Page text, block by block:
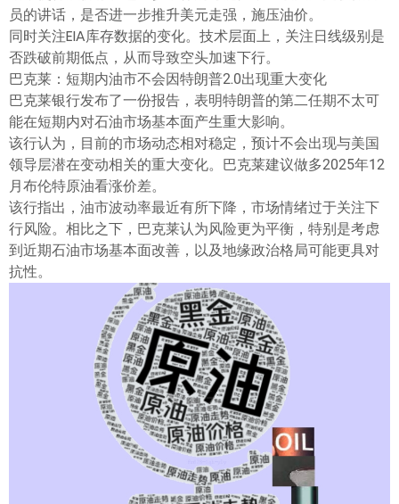
Tiếng việt
ไทย
员的讲话，是否进一步推升美元走强，施压油价。
同时关注EIA库存数据的变化。技术层面上，关注日线级别是
否跌破前期低点，从而导致空头加速下行。
巴克莱：短期内油市不会因特朗普2.0出现重大变化
巴克莱银行发布了一份报告，表明特朗普的第二任期不太可
能在短期内对石油市场基本面产生重大影响。
该行认为，目前的市场动态相对稳定，预计不会出现与美国
领导层潜在变动相关的重大变化。巴克莱建议做多2025年12
月布伦特原油看涨价差。
该行指出，油市波动率最近有所下降，市场情绪过于关注下
行风险。相比之下，巴克莱认为风险更为平衡，特别是考虑
到近期石油市场基本面改善，以及地缘政治格局可能更具对
抗性。